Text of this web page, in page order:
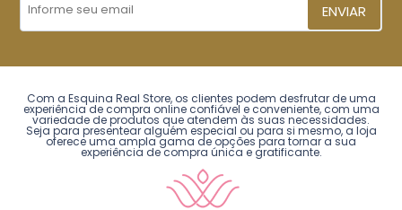
ENVIAR
Com a Esquina Real Store, os clientes podem desfrutar de uma
experiência de compra online confiável e conveniente, com uma
variedade de produtos que atendem às suas necessidades.
Seja para presentear alguém especial ou para si mesmo, a loja
oferece uma ampla gama de opções para tornar a sua
experiência de compra única e gratificante.